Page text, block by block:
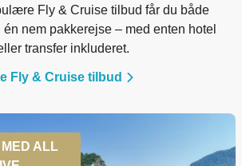
Fly & Cruise tilbud får du både
én nem pakkerejse – med enten hotel
transfer inkluderet.
Fly & Cruise tilbud
ALL